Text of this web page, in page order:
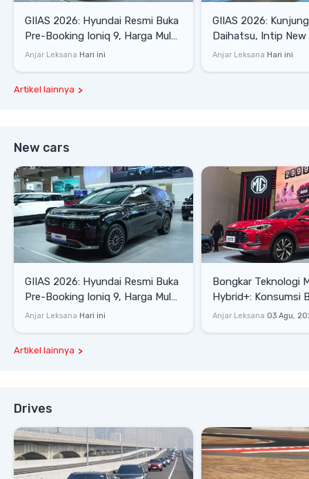
GIIAS 2026: Hyundai Resmi Buka
Pre-Booking Ioniq 9, Harga Mulai
Rp1,49 Miliar
Anjar Leksana Hari ini
GIIAS 2026:
Daihatsu, Intip New
SE hingga Gran
Anjar Leksana Hari ini
Artikel lainnya
New cars
GIIAS 2026: Hyundai Resmi Buka
Pre-Booking Ioniq 9, Harga Mulai
Rp1,49 Miliar
Anjar Leksana Hari ini
Bongkar Teknologi
Hybrid+: Konsumsi
Tembus 27,7 Km/
Anjar Leksana 03 Agu,
Artikel lainnya
Drives